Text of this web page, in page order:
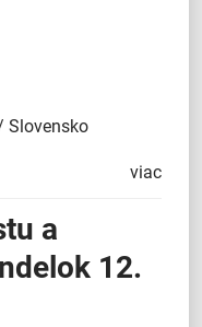
Slovensko
viac
a
12.